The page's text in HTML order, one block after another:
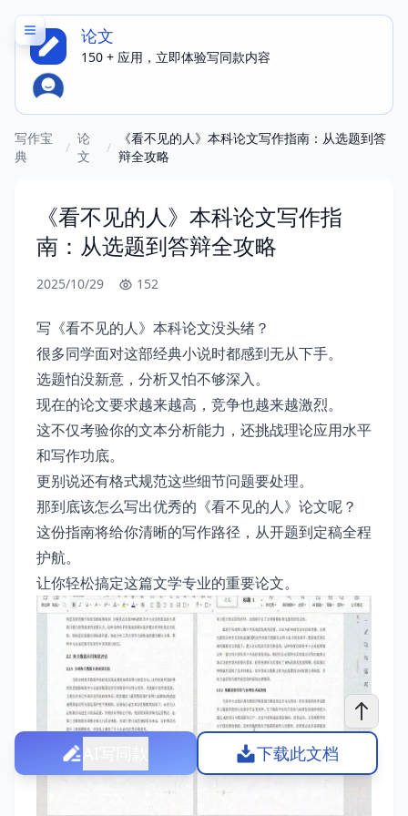
论文
150 + 应用，立即体验写同款内容
写作宝
典
/
论
文
/
《看不见的人》本科论文写作指南：从选题到答
辩全攻略
《看不见的人》本科论文写作指
南：从选题到答辩全攻略
2025/10/29 152
写《看不见的人》本科论文没头绪？
很多同学面对这部经典小说时都感到无从下手。
选题怕没新意，分析又怕不够深入。
现在的论文要求越来越高，竞争也越来越激烈。
这不仅考验你的文本分析能力，还挑战理论应用水平
和写作功底。
更别说还有格式规范这些细节问题要处理。
那到底该怎么写出优秀的《看不见的人》论文呢？
这份指南将给你清晰的写作路径，从开题到定稿全程
护航。
让你轻松搞定这篇文学专业的重要论文。
下载此文档